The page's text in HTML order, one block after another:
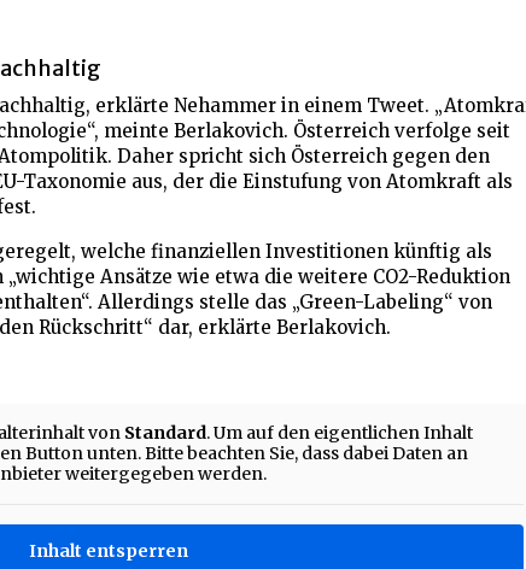
erklärte Nehammer in einem Tweet.
meinte Berlakovich. Österreich verfolge seit
Daher spricht sich Österreich gegen den
Taxonomie aus, der die Einstufung von Atomkraft als
welche finanziellen Investitionen künftig als
Ansätze wie etwa die weitere CO2-Reduktion
Allerdings stelle das „Green-Labeling“ von
Rückschritt“ dar, erklärte Berlakovich.
von Standard. Um auf den eigentlichen Inhalt
Button unten. Bitte beachten Sie, dass dabei Daten an
weitergegeben werden.
Inhalt entsperren